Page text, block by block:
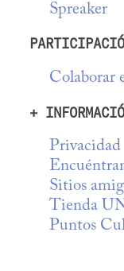
Spreaker
Colaborar
+
Privacidad
Sitios
Tienda
Puntos